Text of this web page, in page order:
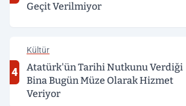
Geçit Verilmiyor
4
Kültür
Atatürk'ün Tarihi Nutkunu Verdiği
Bina Bugün Müze Olarak Hizmet
Veriyor